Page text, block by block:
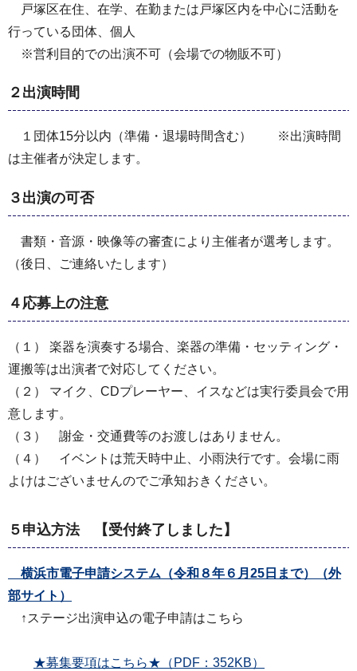
戸塚区在住、在学、在勤または戸塚区内を中心に活動を
行っている団体、個人
※営利目的での出演不可（会場での物販不可）
２出演時間
１団体15分以内（準備・退場時間含む） ※出演時間
は主催者が決定します。
３出演の可否
書類・音源・映像等の審査により主催者が選考します。
（後日、ご連絡いたします）
４応募上の注意
（１） 楽器を演奏する場合、楽器の準備・セッティング・
運搬等は出演者で対応してください。
（２） マイク、CDプレーヤー、イスなどは実行委員会で用
意します。
（３） 謝金・交通費等のお渡しはありません。
（４） イベントは荒天時中止、小雨決行です。会場に雨
よけはございませんのでご承知おきください。
５申込方法 【受付終了しました】
横浜市電子申請システム（令和８年６月25日まで）（外
部サイト）
↑ステージ出演申込の電子申請はこちら
★募集要項はこちら★（PDF：352KB）